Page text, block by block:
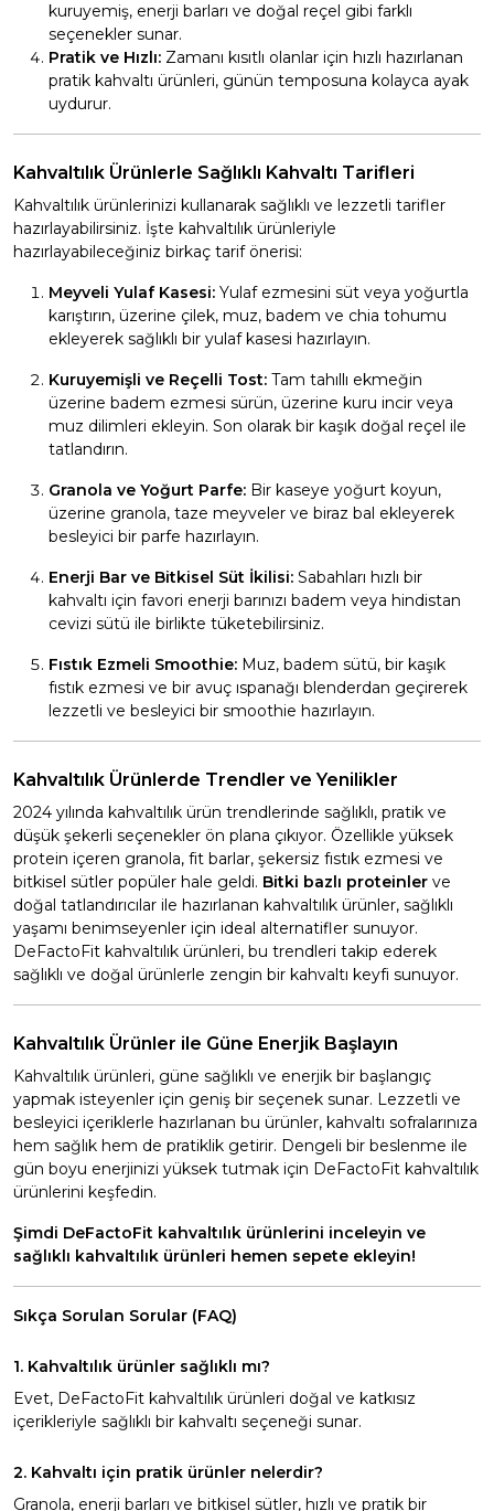
kuruyemiş, enerji barları ve doğal reçel gibi farklı
seçenekler sunar.
Pratik ve Hızlı: Zamanı kısıtlı olanlar için hızlı hazırlanan
pratik kahvaltı ürünleri, günün temposuna kolayca ayak
uydurur.
Kahvaltılık Ürünlerle Sağlıklı Kahvaltı Tarifleri
Kahvaltılık ürünlerinizi kullanarak sağlıklı ve lezzetli tarifler
hazırlayabilirsiniz. İşte kahvaltılık ürünleriyle
hazırlayabileceğiniz birkaç tarif önerisi:
Meyveli Yulaf Kasesi: Yulaf ezmesini süt veya yoğurtla
karıştırın, üzerine çilek, muz, badem ve chia tohumu
ekleyerek sağlıklı bir yulaf kasesi hazırlayın.
Kuruyemişli ve Reçelli Tost: Tam tahıllı ekmeğin
üzerine badem ezmesi sürün, üzerine kuru incir veya
muz dilimleri ekleyin. Son olarak bir kaşık doğal reçel ile
tatlandırın.
Granola ve Yoğurt Parfe: Bir kaseye yoğurt koyun,
üzerine granola, taze meyveler ve biraz bal ekleyerek
besleyici bir parfe hazırlayın.
Enerji Bar ve Bitkisel Süt İkilisi: Sabahları hızlı bir
kahvaltı için favori enerji barınızı badem veya hindistan
cevizi sütü ile birlikte tüketebilirsiniz.
Fıstık Ezmeli Smoothie: Muz, badem sütü, bir kaşık
fıstık ezmesi ve bir avuç ıspanağı blenderdan geçirerek
lezzetli ve besleyici bir smoothie hazırlayın.
Kahvaltılık Ürünlerde Trendler ve Yenilikler
2024 yılında kahvaltılık ürün trendlerinde sağlıklı, pratik ve
düşük şekerli seçenekler ön plana çıkıyor. Özellikle yüksek
protein içeren granola, fit barlar, şekersiz fıstık ezmesi ve
bitkisel sütler popüler hale geldi. Bitki bazlı proteinler ve
doğal tatlandırıcılar ile hazırlanan kahvaltılık ürünler, sağlıklı
yaşamı benimseyenler için ideal alternatifler sunuyor.
DeFactoFit kahvaltılık ürünleri, bu trendleri takip ederek
sağlıklı ve doğal ürünlerle zengin bir kahvaltı keyfi sunuyor.
Kahvaltılık Ürünler ile Güne Enerjik Başlayın
Kahvaltılık ürünleri, güne sağlıklı ve enerjik bir başlangıç
yapmak isteyenler için geniş bir seçenek sunar. Lezzetli ve
besleyici içeriklerle hazırlanan bu ürünler, kahvaltı sofralarınıza
hem sağlık hem de pratiklik getirir. Dengeli bir beslenme ile
gün boyu enerjinizi yüksek tutmak için DeFactoFit kahvaltılık
ürünlerini keşfedin.
Şimdi DeFactoFit kahvaltılık ürünlerini inceleyin ve
sağlıklı kahvaltılık ürünleri hemen sepete ekleyin!
Sıkça Sorulan Sorular (FAQ)
1. Kahvaltılık ürünler sağlıklı mı?
Evet, DeFactoFit kahvaltılık ürünleri doğal ve katkısız
içerikleriyle sağlıklı bir kahvaltı seçeneği sunar.
2. Kahvaltı için pratik ürünler nelerdir?
Granola, enerji barları ve bitkisel sütler, hızlı ve pratik bir